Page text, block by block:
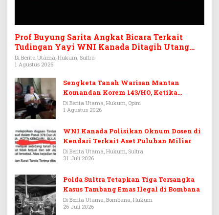
Prof Buyung Sarita Angkat Bicara Terkait
Tudingan Yayi WNI Kanada Ditagih Utang
Rp3,6 Miliar
Di Berita Utama, Hukum, Sultra
1 Agustus 2026
Sengketa Tanah Warisan Mantan
Komandan Korem 143/HO, Ketika
Warisan Menjadi Arena Pemerasan
Di Berita Utama, Hukum, Opini
1 Agustus 2026
WNI Kanada Polisikan Oknum Dosen di
Kendari Terkait Aset Puluhan Miliar
Di Berita Utama, Hukum, Sultra
31 Juli 2026
Polda Sultra Tetapkan Tiga Tersangka
Kasus Tambang Emas Ilegal di Bombana
Di Berita Utama, Bombana, Hukum
26 Juli 2026